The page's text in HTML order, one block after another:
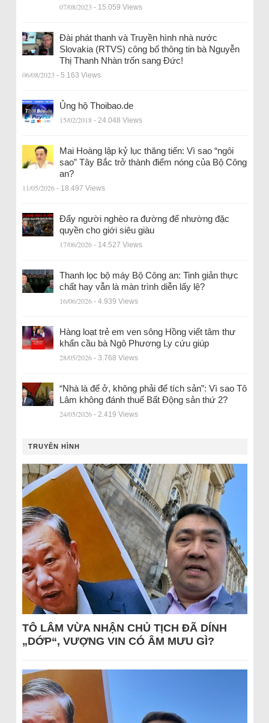
07/08/2023 - 15.059 Views
Đài phát thanh và Truyền hình nhà nước
Slovakia (RTVS) công bố thông tin bà Nguyễn
Thị Thanh Nhàn trốn sang Đức!
06/08/2023 - 5.163 Views
Ủng hộ Thoibao.de
15/02/2018 - 24.048 Views
Mai Hoàng lập kỷ lục thăng tiến: Vì sao “ngôi
sao” Tây Bắc trở thành điểm nóng của Bộ Công
an?
11/05/2026 - 18.497 Views
Đẩy người nghèo ra đường để nhường đặc
quyền cho giới siêu giàu
17/06/2026 - 14.527 Views
Thanh lọc bộ máy Bộ Công an: Tinh giản thực
chất hay vẫn là màn trình diễn lấy lệ?
16/06/2026 - 4.939 Views
Hàng loạt trẻ em ven sông Hồng viết tâm thư
khẩn cầu bà Ngô Phương Ly cứu giúp
28/05/2026 - 3.768 Views
“Nhà là để ở, không phải để tích sản”: Vì sao Tô
Lâm không đánh thuế Bất Động sản thứ 2?
24/05/2026 - 2.419 Views
TRUYỀN HÌNH
TÔ LÂM VỪA NHẬN CHỦ TỊCH ĐÃ DÍNH
„DỚP“, VƯỢNG VIN CÓ ÂM MƯU GÌ?